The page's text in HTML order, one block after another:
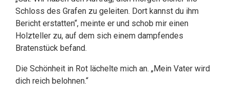
Schloss des Grafen zu geleiten. Dort kannst du ihm
Bericht erstatten“, meinte er und schob mir einen
Holzteller zu, auf dem sich einem dampfendes
Bratenstück befand.
Die Schönheit in Rot lächelte mich an. „Mein Vater wird
dich reich belohnen.“